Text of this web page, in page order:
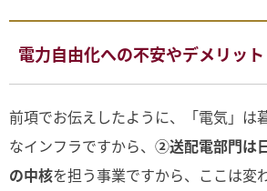
電力自由化への不安やデメリット
前項でお伝えしたように、「電気」は
なインフラですから、 ②送配電部門は
の中核を担う事業ですから、ここは変わ